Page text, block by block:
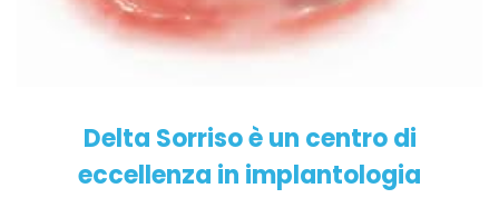
Delta Sorriso è un centro di
eccellenza in implantologia